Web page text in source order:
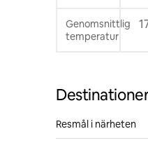
Genomsnittlig
temperatur
Resmål i närheten